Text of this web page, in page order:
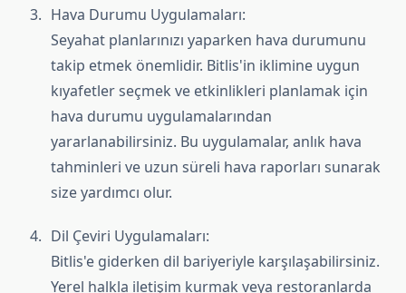
Hava Durumu Uygulamaları:
Seyahat planlarınızı yaparken hava durumunu
takip etmek önemlidir. Bitlis'in iklimine uygun
kıyafetler seçmek ve etkinlikleri planlamak için
hava durumu uygulamalarından
yararlanabilirsiniz. Bu uygulamalar, anlık hava
tahminleri ve uzun süreli hava raporları sunarak
size yardımcı olur.
Dil Çeviri Uygulamaları:
Bitlis'e giderken dil bariyeriyle karşılaşabilirsiniz.
Yerel halkla iletişim kurmak veya restoranlarda